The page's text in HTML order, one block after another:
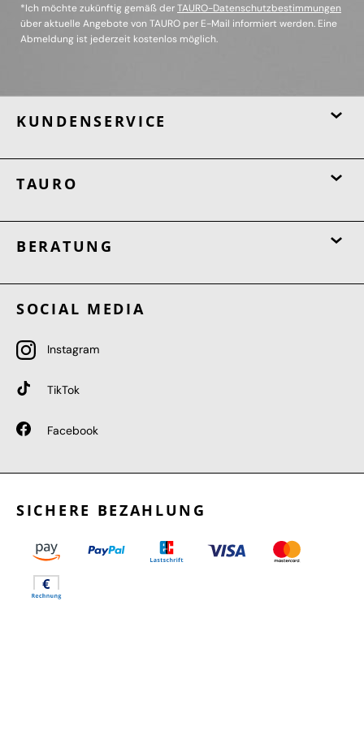
*Ich möchte zukünftig gemäß derTAURO-Datenschutzbestimmungen
über aktuelle Angebote von TAURO per E-Mail informiert werden. Eine
Abmeldung ist jederzeit kostenlos möglich.
KUNDENSERVICE
TAURO
BERATUNG
SOCIAL MEDIA
Instagram
TikTok
Facebook
SICHERE BEZAHLUNG